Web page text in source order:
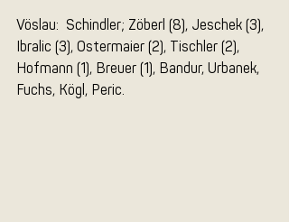
Vöslau:  Schindler; Zöberl (8), Jeschek (3),
Ibralic (3), Ostermaier (2), Tischler (2),
Hofmann (1), Breuer (1), Bandur, Urbanek,
Fuchs, Kögl, Peric.